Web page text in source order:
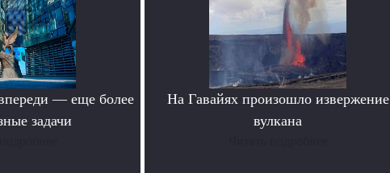
— еще более
задачи
На Гавайях произошло извержение
вулкана